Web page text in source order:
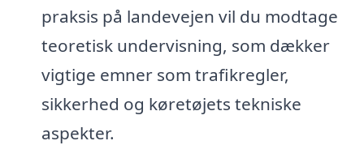
praksis på landevejen vil du modtage
teoretisk undervisning, som dækker
vigtige emner som trafikregler,
sikkerhed og køretøjets tekniske
aspekter.